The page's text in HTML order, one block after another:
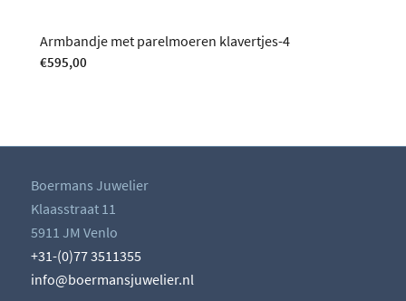
Armbandje met parelmoeren klavertjes-4
€595,00
Boermans Juwelier
Klaasstraat 11
5911 JM Venlo
+31-(0)77 3511355
info@boermansjuwelier.nl